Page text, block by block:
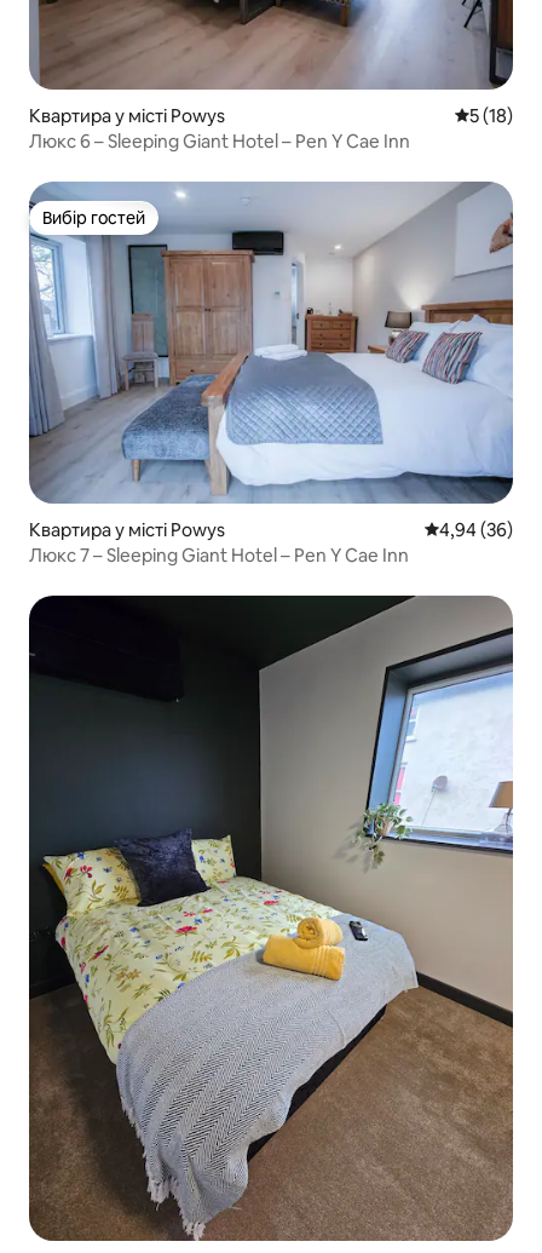
Квартира у місті Powys Середня
5 (18)
Люкс 6 – Sleeping Giant Hotel – Pen Y Cae Inn
Вибір гостей
Вибір гостей
Квартира у місті Powys Середня
4,94 (36)
Люкс 7 – Sleeping Giant Hotel – Pen Y Cae Inn